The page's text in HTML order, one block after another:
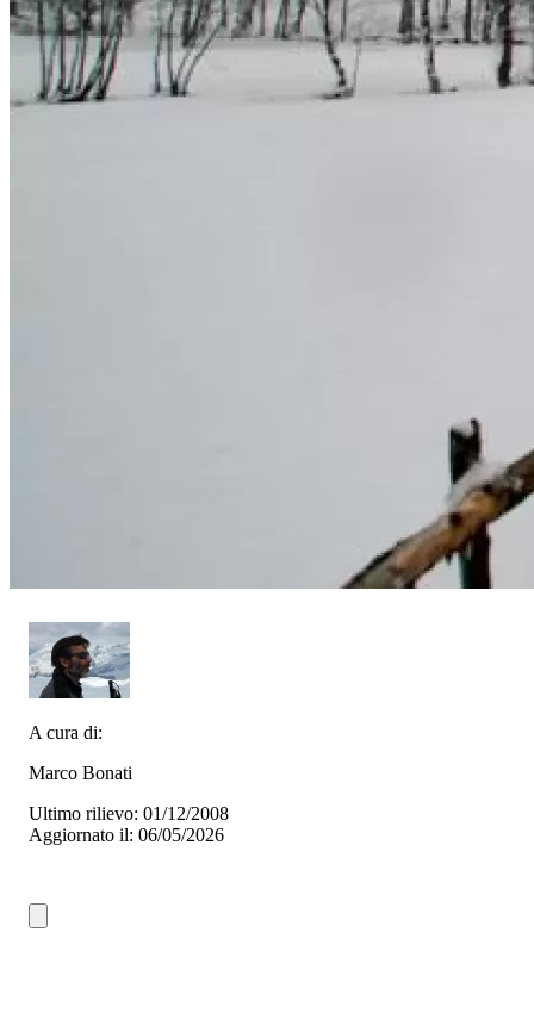
A cura di:
Marco Bonati
Ultimo rilievo: 01/12/2008
Aggiornato il: 06/05/2026